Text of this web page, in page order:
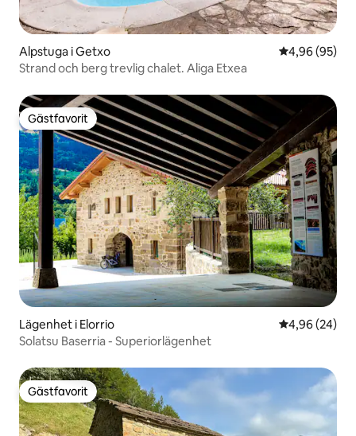
Alpstuga i Getxo 4,96 av 5 i
4,96 (95)
Strand och berg trevlig chalet. Aliga Etxea
Gästfavorit
Gästfavorit
Lägenhet i Elorrio 4,96 av 5 i
4,96 (24)
Solatsu Baserria - Superiorlägenhet
Gästfavorit
Gästfavorit